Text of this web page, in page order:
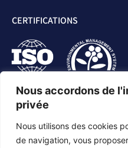
Nous accordons de
privée
Nous utilisons des cookies
de navigation, vous
CERTIFICATIONS